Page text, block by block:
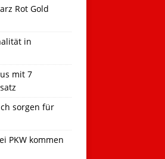
Rot Gold
in
mit 7
sorgen für
PKW kommen